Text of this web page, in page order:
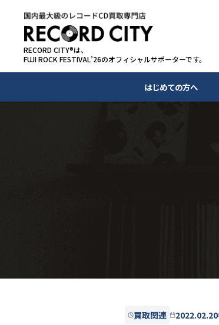
RECORD CITY®は、
FUJI ROCK FESTIVAL’26のオフィシャルサポーターです。
はじめての方へ
買取関連 2022.02.20